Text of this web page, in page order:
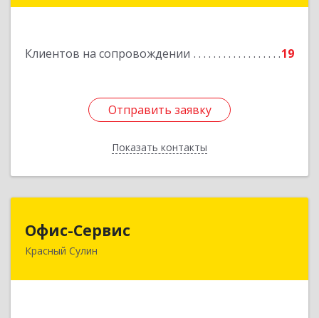
Клиентов на сопровождении 19
Отправить заявку
Показать контакты
Отправить заявку
Назад
Офис-Сервис
Красный Сулин
346350, Ростовская обл, р-н Красносулинский,